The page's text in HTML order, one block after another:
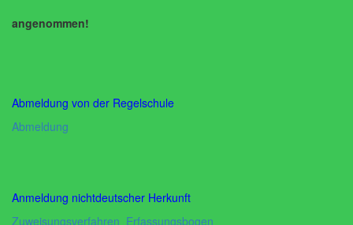
angenommen!
Abmeldung von der Regelschule
Abmeldung
Anmeldung nichtdeutscher Herkunft
Zuweisungsverfahren_Erfassungsbogen